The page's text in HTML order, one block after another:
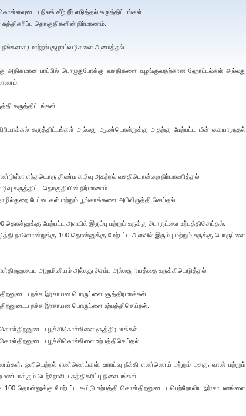
நிலக் கீழ் நீர் எடுத்தல் கருத்திட்டங்கள்.
தொகுதிகளின் நிர்மாணம்.
நீங்கலாக) மாற்றல் குழாய்வழிகளை அமைத்தல்.
பரப்பில் பொழுதுபோக்கு வசதிகளை வழங்குவதற்கான ஹோட்டல்கள் அல்லது
கருத்திட்டங்கள்.
விரிவாக்கல் கருத்திட்டங்கள் அல்லது ஆண்டொன்றுக்கு அதற்கு மேற்பட்ட மீன் கையாளுதல்
எந்தவொரு திண்ம கழிவு அகற்றல் வசதியொன்றை நிர்மாணித்தல்
கருத்திட்ட தொகுதியின் நிர்மாணம்.
பேட்டைகள் மற்றும் பூங்காக்களை அபிவிருத்தி செய்தல்.
மேற்பட்ட அளவில் இரும்பு மற்றும் உருக்கு பொருட்ளை உற்பத்திசெய்தல்.
நாளொன்றுக்கு 100 தொன்னுக்கு மேற்பட்ட அளவில் இரும்பு மற்றும் உருக்கு பொருட்ளை
அலுமினியம் அல்லது செம்பு அல்லது ஈயத்தை உருக்கியெடுத்தல்.
நச்சு இரசாயன பொருட்ளை சூத்திரமாக்கல்.
நச்சு இரசாயன பொருட்ளை உற்பத்திசெய்தல்.
பூச்சிகொல்லிளை சூத்திரமாக்கல்.
பூச்சிகொல்லிளை உற்பத்திசெய்தல்.
ஒளியெற்றல் எண்ணெய்கள், உராய்வு நீக்கி எண்ணெய் மற்றும் மசகு, வான் மற்றும்
பெற்றோலிய சுத்திகரிப்பு நிலையங்கள்.
தொன்னுக்கு மேற்பட்ட கூட்டு உற்பத்தி கொள்திறனுடைய பெற்றோலிய இரசாயனங்ளை